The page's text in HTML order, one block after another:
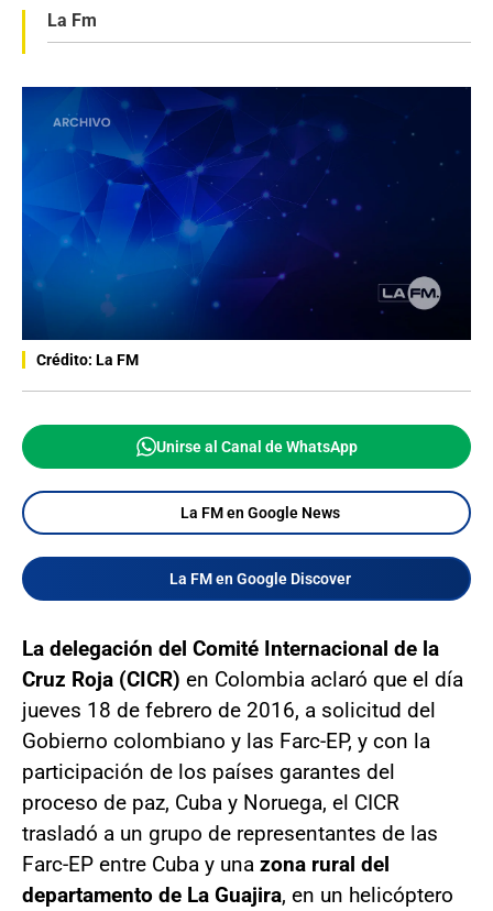
La Fm
Crédito: La FM
Unirse al Canal de WhatsApp
La FM en Google News
La FM en Google Discover
La delegación del Comité Internacional de la
Cruz Roja (CICR) en Colombia aclaró que el día
jueves 18 de febrero de 2016, a solicitud del
Gobierno colombiano y las Farc-EP, y con la
participación de los países garantes del
proceso de paz, Cuba y Noruega, el CICR
trasladó a un grupo de representantes de las
Farc-EP entre Cuba y una zona rural del
departamento de La Guajira, en un helicóptero